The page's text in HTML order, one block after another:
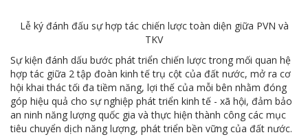
TKV đẩy mạnh lộ trình tái cơ cấu
MTS - GIỚI THIỆU SẢN PHẨM COMINLUB HFS
MTS - ĐẢM BẢO CHẤT LƯỢNG VẬT TƯ NGÀNH MỎ
MTS: 60 NĂM TIÊN PHONG KIẾN TẠO GIÁ TRỊ BỀN VỮNG
Lễ ký đánh đấu sự hợp tác chiến lược toàn diện giữa PVN và
TKV
Sự kiện đánh dấu bước phát triển chiến lược trong mối quan hệ
hợp tác giữa 2 tập đoàn kinh tế trụ cột của đất nước, mở ra cơ
hội khai thác tối đa tiềm năng, lợi thế của mỗi bên nhằm đóng
góp hiệu quả cho sự nghiệp phát triển kinh tế - xã hội, đảm bảo
an ninh năng lượng quốc gia và thực hiện thành công các mục
tiêu chuyển dịch năng lượng, phát triển bền vững của đất nước.